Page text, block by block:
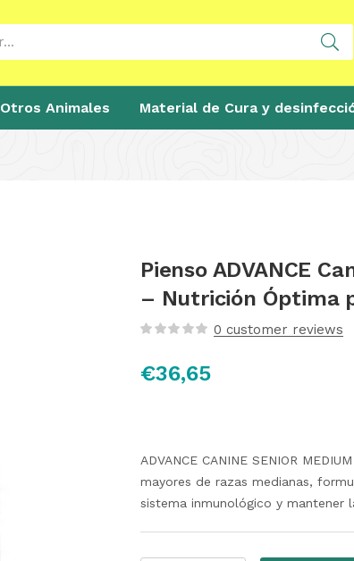
Otros Animales Material de Cura y
Pienso ADVANCE
– Nutrición Óptima
0 customer reviews
€36,65
ADVANCE CANINE SENIOR
mayores de razas medianas,
sistema inmunológico y mantener